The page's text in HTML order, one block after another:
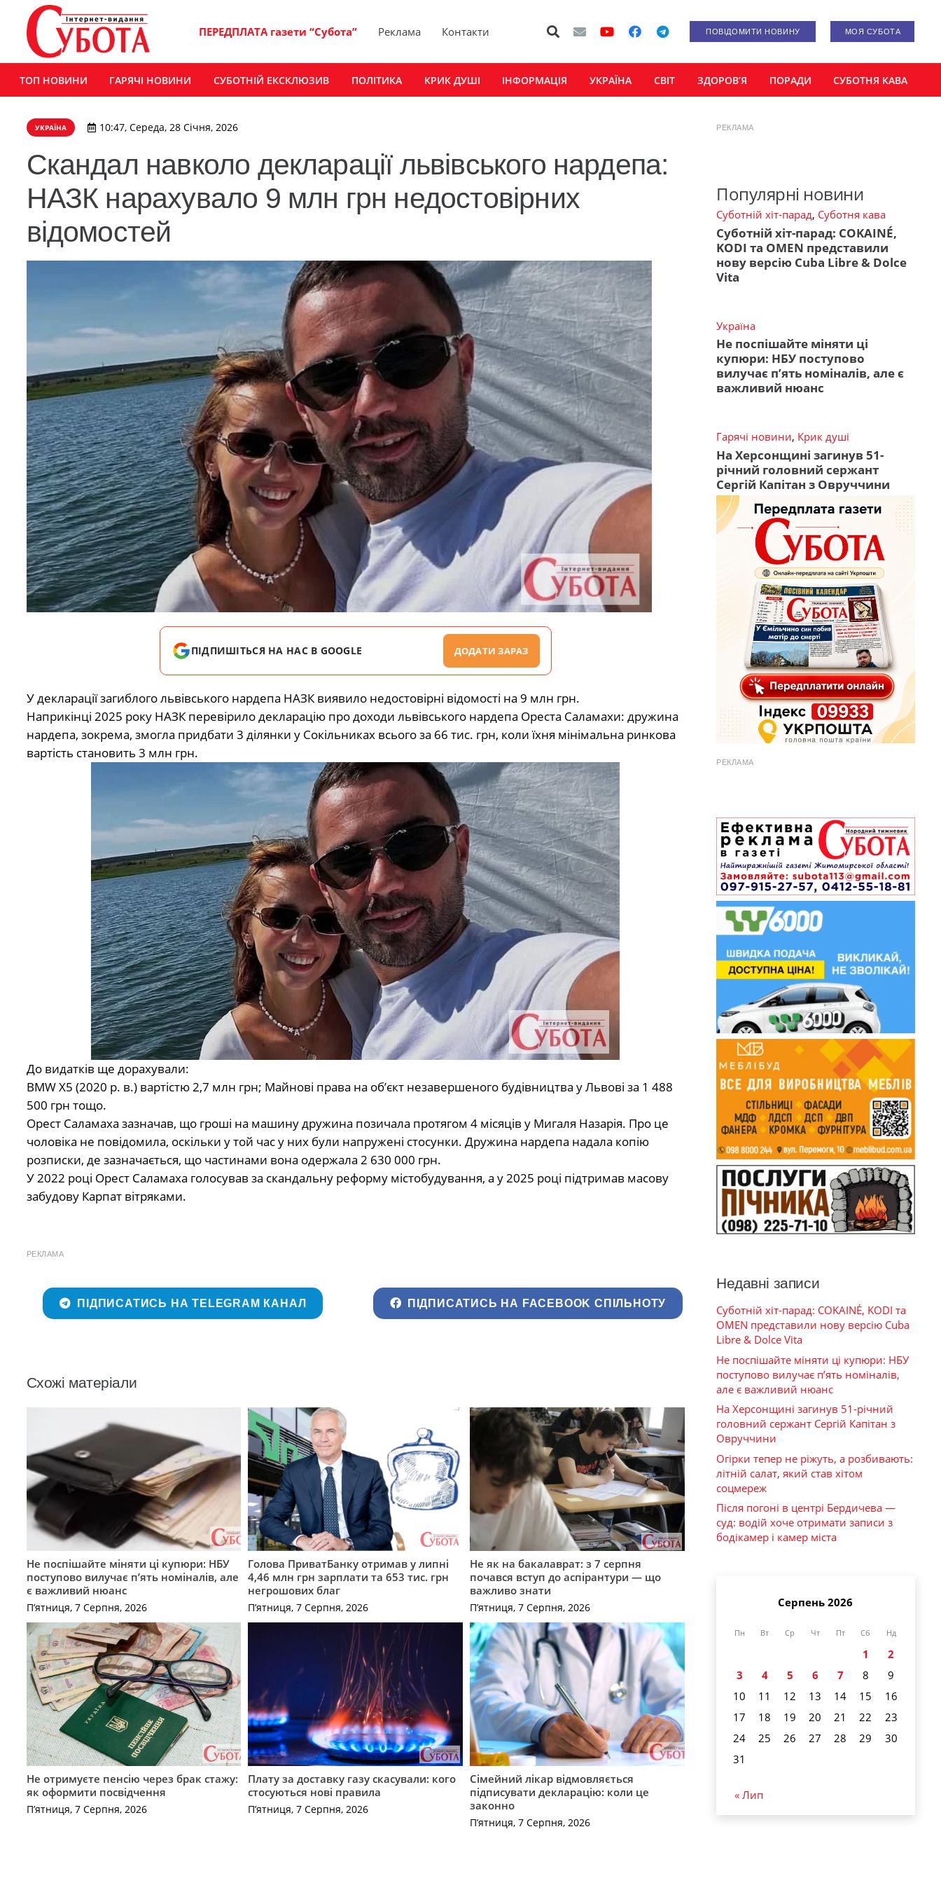
ПЕРЕДПЛАТА газети “Субота” Реклама Контакти ПОВІДОМИТИ НОВИНУ МОЯ СУБОТА
ТОП НОВИНИ ГАРЯЧІ НОВИНИ СУБОТНІЙ ЕКСКЛЮЗИВ ПОЛІТИКА КРИК ДУШІ ІНФОРМАЦІЯ УКРАЇНА СВІТ ЗДОРОВ’Я ПОРАДИ СУБОТНЯ КАВА
УКРАЇНА 10:47, Середа, 28 Січня, 2026
Скандал навколо декларації львівського нардепа:
НАЗК нарахувало 9 млн грн недостовірних
відомостей
ПІДПИШІТЬСЯ НА НАС В GOOGLE ДОДАТИ ЗАРАЗ
У декларації загиблого львівського нардепа НАЗК виявило недостовірні відомості на 9 млн грн.
Наприкінці 2025 року НАЗК перевірило декларацію про доходи львівського нардепа Ореста Саламахи: дружина
нардепа, зокрема, змогла придбати 3 ділянки у Сокільниках всього за 66 тис. грн, коли їхня мінімальна ринкова
вартість становить 3 млн грн.
До видатків ще дорахували:
BMW X5 (2020 р. в.) вартістю 2,7 млн грн; Майнові права на об’єкт незавершеного будівництва у Львові за 1 488
500 грн тощо.
Орест Саламаха зазначав, що гроші на машину дружина позичала протягом 4 місяців у Мигаля Назарія. Про це
чоловіка не повідомила, оскільки у той час у них були напружені стосунки. Дружина нардепа надала копію
розписки, де зазначається, що частинами вона одержала 2 630 000 грн.
У 2022 році Орест Саламаха голосував за скандальну реформу містобудування, а у 2025 році підтримав масову
забудову Карпат вітряками.
РЕКЛАМА
ПІДПИСАТИСЬ НА TELEGRAM КАНАЛ ПІДПИСАТИСЬ НА FACEBOOK СПІЛЬНОТУ
Схожі матеріали
Не поспішайте міняти ці купюри: НБУ
поступово вилучає п’ять номіналів, але
є важливий нюанс
П’ятниця, 7 Серпня, 2026
Голова ПриватБанку отримав у липні
4,46 млн грн зарплати та 653 тис. грн
негрошових благ
П’ятниця, 7 Серпня, 2026
Не як на бакалаврат: з 7 серпня
почався вступ до аспірантури — що
важливо знати
П’ятниця, 7 Серпня, 2026
Не отримуєте пенсію через брак стажу:
як оформити посвідчення
П’ятниця, 7 Серпня, 2026
Плату за доставку газу скасували: кого
стосуються нові правила
П’ятниця, 7 Серпня, 2026
Сімейний лікар відмовляється
підписувати декларацію: коли це
законно
П’ятниця, 7 Серпня, 2026
РЕКЛАМА
Популярні новини
Суботній хіт-парад, Суботня кава
Суботній хіт-парад: COKAINÉ,
KODI та OMEN представили
нову версію Cuba Libre & Dolce
Vita
Україна
Не поспішайте міняти ці
купюри: НБУ поступово
вилучає п’ять номіналів, але є
важливий нюанс
Гарячі новини, Крик душі
На Херсонщині загинув 51-
річний головний сержант
Сергій Капітан з Овруччини
РЕКЛАМА
Недавні записи
Суботній хіт-парад: COKAINÉ, KODI та
OMEN представили нову версію Cuba
Libre & Dolce Vita
Не поспішайте міняти ці купюри: НБУ
поступово вилучає п’ять номіналів,
але є важливий нюанс
На Херсонщині загинув 51-річний
головний сержант Сергій Капітан з
Овруччини
Огірки тепер не ріжуть, а розбивають:
літній салат, який став хітом
соцмереж
Після погоні в центрі Бердичева —
суд: водій хоче отримати записи з
бодікамер і камер міста
Серпень 2026
Пн Вт Ср Чт Пт Сб Нд
1
2
3
4 5 6 7 8
9
10
11 12 13 14 15
16
17
18 19 20 21 22
23
24
25 26 27 28 29
30
31
« Лип